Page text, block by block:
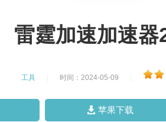
雷霆加速加速器
工具 时间：2024-05-09
苹果下载